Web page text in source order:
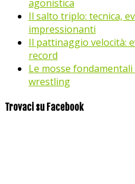
agonistica
Il salto triplo: tecnica,
impressionanti
Il pattinaggio velocità:
record
Le mosse
wrestling
Trovaci su Facebook